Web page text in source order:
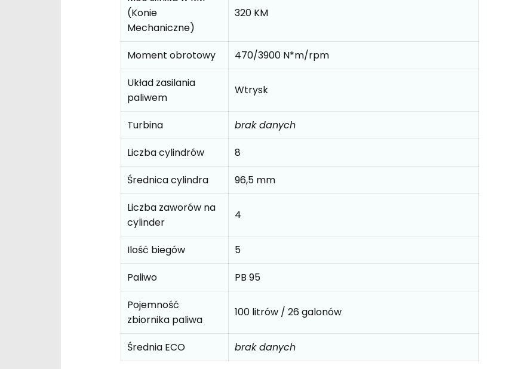
(Konie
Mechaniczne)
320 KM
Moment obrotowy
470/3900 N*m/rpm
Układ zasilania
paliwem
Wtrysk
Turbina
brak danych
Liczba cylindrów
8
Średnica cylindra
96,5 mm
Liczba zaworów na
cylinder
4
Ilość biegów
5
Paliwo
PB 95
Pojemność
zbiornika paliwa
100 litrów / 26 galonów
Średnia ECO brak danych